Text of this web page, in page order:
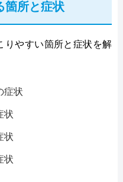
箇所と症状
りやすい箇所と症状を解
症状
状
状
状